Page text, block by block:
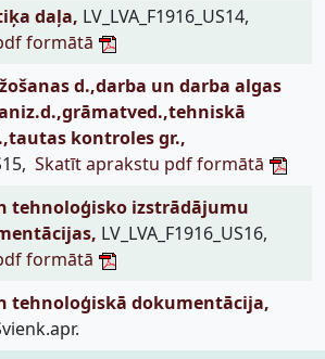
daļa, LV_LVA_F1916_US14,
formātā
d.,darba un darba algas
kontroles gr.,
Skatīt aprakstu pdf formātā
tehnoloģisko izstrādājumu
LV_LVA_F1916_US16,
formātā
tehnoloģiskā dokumentācija,